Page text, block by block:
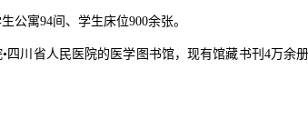
公寓94间、学生床位900余张。
四川省人民医院的医学图书馆，现有馆藏书刊4万